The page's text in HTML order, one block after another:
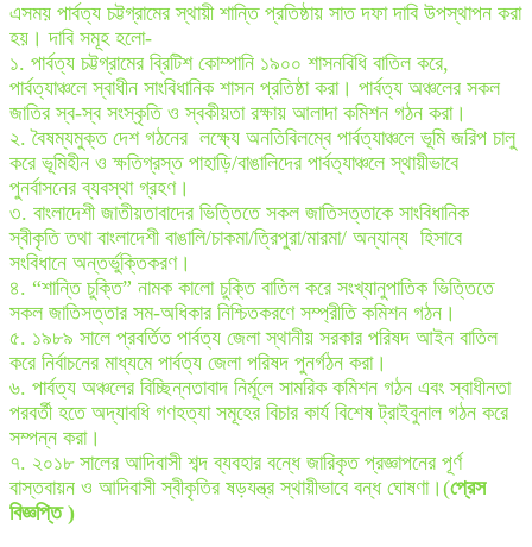
এসময় পার্বত্য চট্টগ্রামের স্থায়ী শান্তি প্রতিষ্ঠায় সাত দফা দাবি উপস্থাপন করা
হয়। দাবি সমূহ হলো-
১. পার্বত্য চট্টগ্রামের ব্রিটিশ কোম্পানি ১৯০০ শাসনবিধি বাতিল করে,
পার্বত্যাঞ্চলে স্বাধীন সাংবিধানিক শাসন প্রতিষ্ঠা করা। পার্বত্য অঞ্চলের সকল
জাতির স্ব-স্ব সংস্কৃতি ও স্বকীয়তা রক্ষায় আলাদা কমিশন গঠন করা।
২. বৈষম্যমুক্ত দেশ গঠনের লক্ষ্যে অনতিবিলম্বে পার্বত্যাঞ্চলে ভূমি জরিপ চালু
করে ভূমিহীন ও ক্ষতিগ্রস্ত পাহাড়ি/বাঙালিদের পার্বত্যাঞ্চলে স্থায়ীভাবে
পুনর্বাসনের ব্যবস্থা গ্রহণ।
৩. বাংলাদেশী জাতীয়তাবাদের ভিত্তিতে সকল জাতিসত্তাকে সাংবিধানিক
স্বীকৃতি তথা বাংলাদেশী বাঙালি/চাকমা/ত্রিপুরা/মারমা/ অন্যান্য হিসাবে
সংবিধানে অন্তর্ভুক্তিকরণ।
৪. “শান্তি চুক্তি” নামক কালো চুক্তি বাতিল করে সংখ্যানুপাতিক ভিত্তিতে
সকল জাতিসত্তার সম-অধিকার নিশ্চিতকরণে সম্প্রীতি কমিশন গঠন।
৫. ১৯৮৯ সালে প্রবর্তিত পার্বত্য জেলা স্থানীয় সরকার পরিষদ আইন বাতিল
করে নির্বাচনের মাধ্যমে পার্বত্য জেলা পরিষদ পুনর্গঠন করা।
৬. পার্বত্য অঞ্চলের বিচ্ছিন্নতাবাদ নির্মূলে সামরিক কমিশন গঠন এবং স্বাধীনতা
পরবর্তী হতে অদ্যাবধি গণহত্যা সমূহের বিচার কার্য বিশেষ ট্রাইবুনাল গঠন করে
সম্পন্ন করা।
৭. ২০১৮ সালের আদিবাসী শব্দ ব্যবহার বন্ধে জারিকৃত প্রজ্ঞাপনের পূর্ণ
বাস্তবায়ন ও আদিবাসী স্বীকৃতির ষড়যন্ত্র স্থায়ীভাবে বন্ধ ঘোষণা।(প্রেস
বিজ্ঞপ্তি )